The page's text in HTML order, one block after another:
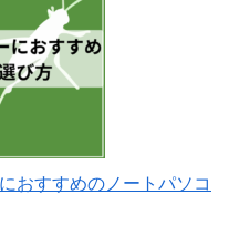
おすすめのノートパソコ